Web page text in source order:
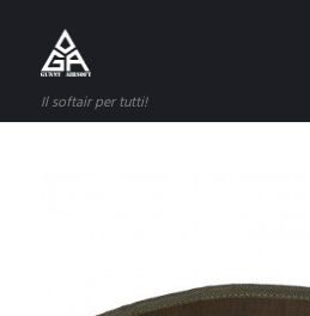
Il softair per tutti!